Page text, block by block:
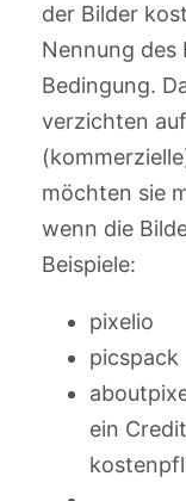
der Bilder
Nennung des
Bedingung.
verzichten
möchten sie
wenn die
Beispiele:
pixelio
picspack
ein